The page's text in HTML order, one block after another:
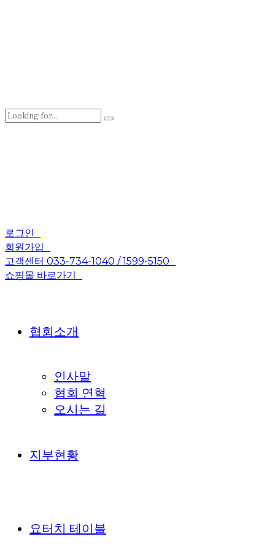
로그인
회원가입
고객센터 033-734-1040 / 1599-5150
쇼핑몰 바로가기
협회소개
인사말
협회 연혁
오시는 길
지부현황
요터치 테이블